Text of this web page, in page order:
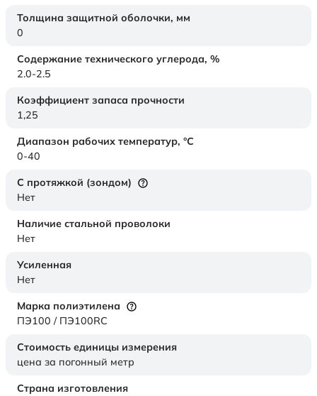
Толщина защитной оболочки, мм
0
Содержание технического углерода, %
2.0-2.5
Коэффициент запаса прочности
1,25
Диапазон рабочих температур, °C
0-40
С протяжкой (зондом)
Нет
Наличие стальной проволоки
Нет
Усиленная
Нет
Марка полиэтилена
ПЭ100 / ПЭ100RC
Стоимость единицы измерения
цена за погонный метр
Страна изготовления